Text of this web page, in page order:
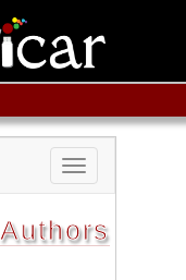
Toggle
navigation
Authors